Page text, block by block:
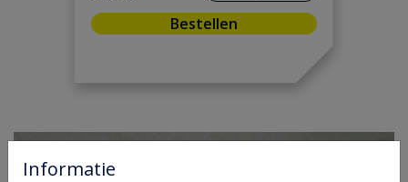
Onderhoud(12)
Ruiten / Rubbers(99)
Vooras / Stuurinrichting
Bestellen
Informatie